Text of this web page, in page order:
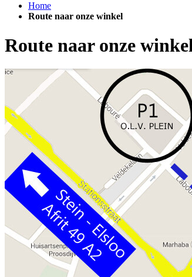
Home
Route naar onze winkel
Route naar onze